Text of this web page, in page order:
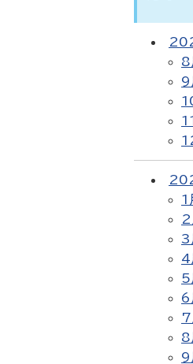
8
9
1
2
3
4
5
6
7
8
9